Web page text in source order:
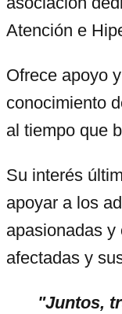
Atención e
Ofrece apoyo
conocimiento
al tiempo que
Su interés
apoyar a los
apasionadas y
afectadas y
"Juntos,